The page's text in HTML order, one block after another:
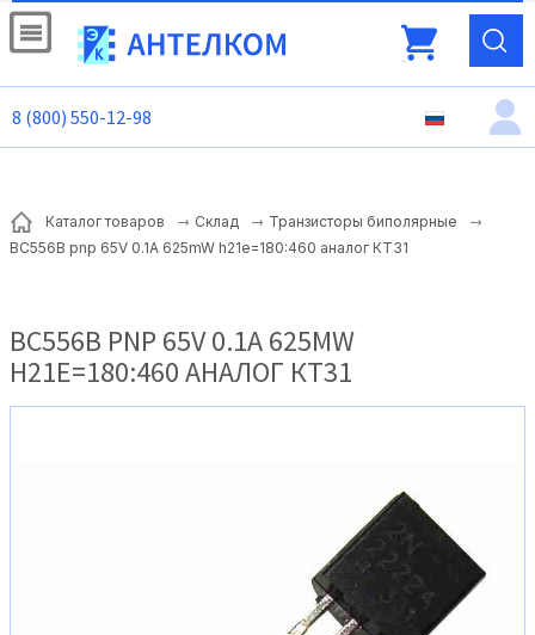
8 (800) 550-12-98
Каталог товаров Склад
Транзисторы биполярные
BC556B pnp 65V 0.1A 625mW h21e=180:460 аналог КТ31
BC556B PNP 65V 0.1A 625MW
H21E=180:460 АНАЛОГ КТ31